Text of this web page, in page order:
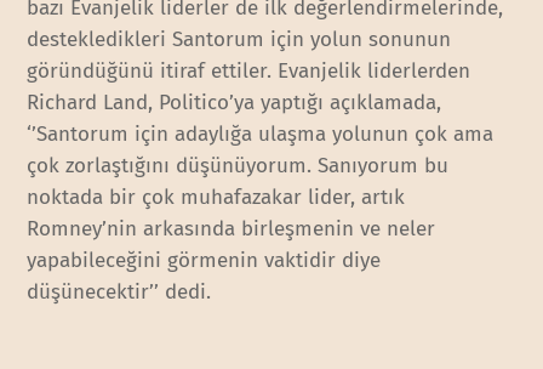
bazı Evanjelik liderler de ilk değerlendirmelerinde,
destekledikleri Santorum için yolun sonunun
göründüğünü itiraf ettiler. Evanjelik liderlerden
Richard Land, Politico’ya yaptığı açıklamada,
‘’Santorum için adaylığa ulaşma yolunun çok ama
çok zorlaştığını düşünüyorum. Sanıyorum bu
noktada bir çok muhafazakar lider, artık
Romney’nin arkasında birleşmenin ve neler
yapabileceğini görmenin vaktidir diye
düşünecektir’’ dedi.